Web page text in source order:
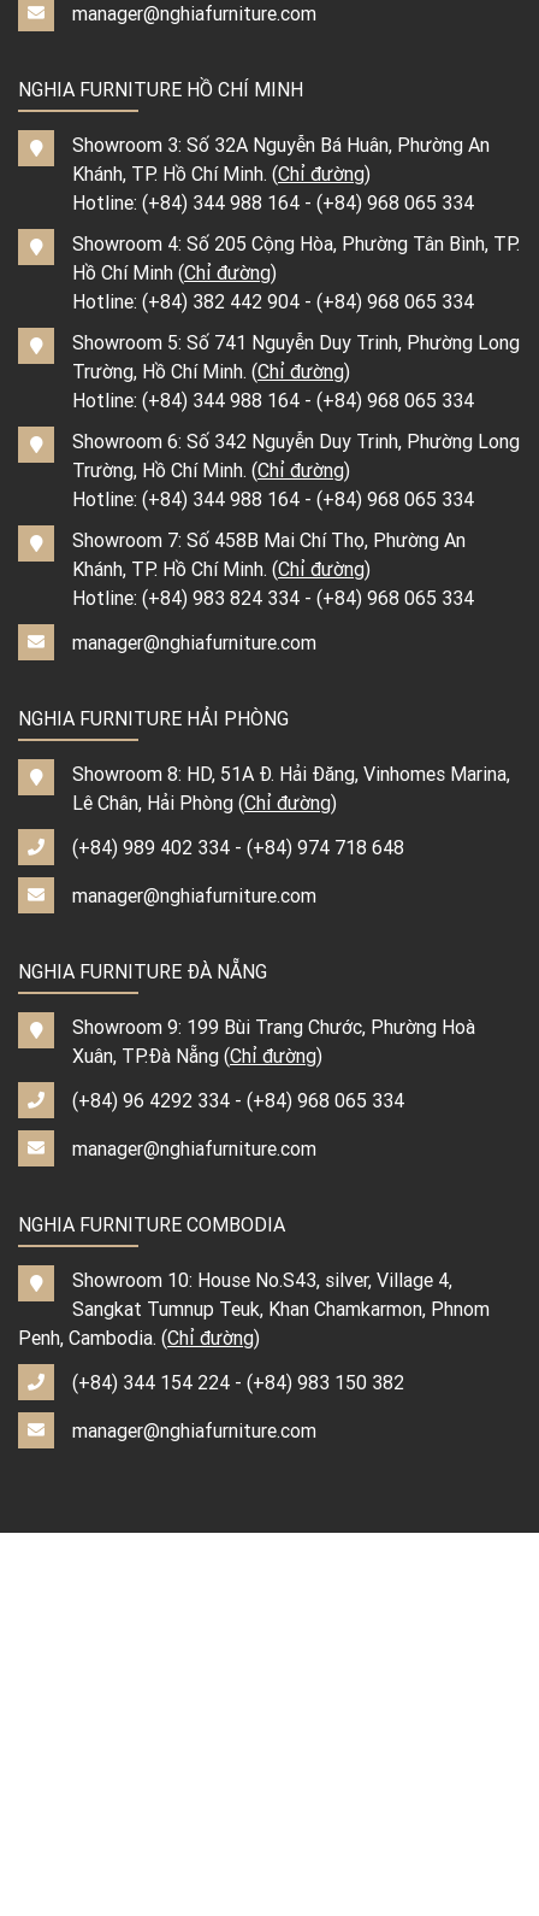
manager@nghiafurniture.com
NGHIA FURNITURE HỒ CHÍ MINH
Showroom 3: Số 32A Nguyễn Bá Huân, Phường An
Khánh, TP. Hồ Chí Minh. (Chỉ đường)
Hotline: (+84) 344 988 164 - (+84) 968 065 334
Showroom 4: Số 205 Cộng Hòa, Phường Tân Bình, TP.
Hồ Chí Minh (Chỉ đường)
Hotline: (+84) 382 442 904 - (+84) 968 065 334
Showroom 5: Số 741 Nguyễn Duy Trinh, Phường Long
Trường, Hồ Chí Minh. (Chỉ đường)
Hotline: (+84) 344 988 164 - (+84) 968 065 334
Showroom 6: Số 342 Nguyễn Duy Trinh, Phường Long
Trường, Hồ Chí Minh. (Chỉ đường)
Hotline: (+84) 344 988 164 - (+84) 968 065 334
Showroom 7: Số 458B Mai Chí Thọ, Phường An
Khánh, TP. Hồ Chí Minh. (Chỉ đường)
Hotline: (+84) 983 824 334 - (+84) 968 065 334
manager@nghiafurniture.com
NGHIA FURNITURE HẢI PHÒNG
Showroom 8: HD, 51A Đ. Hải Đăng, Vinhomes Marina,
Lê Chân, Hải Phòng (Chỉ đường)
(+84) 989 402 334 - (+84) 974 718 648
manager@nghiafurniture.com
NGHIA FURNITURE ĐÀ NẴNG
Showroom 9: 199 Bùi Trang Chước, Phường Hoà
Xuân, TP.Đà Nẵng (Chỉ đường)
(+84) 96 4292 334 - (+84) 968 065 334
manager@nghiafurniture.com
NGHIA FURNITURE COMBODIA
Showroom 10: House No.S43, silver, Village 4,
Sangkat Tumnup Teuk, Khan Chamkarmon, Phnom
Penh, Cambodia. (Chỉ đường)
(+84) 344 154 224 - (+84) 983 150 382
manager@nghiafurniture.com